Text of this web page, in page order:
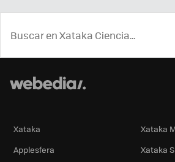
Xataka
Xataka
Applesfera
Xataka